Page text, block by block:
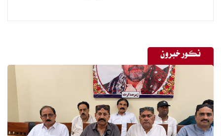
نڪور خبرون